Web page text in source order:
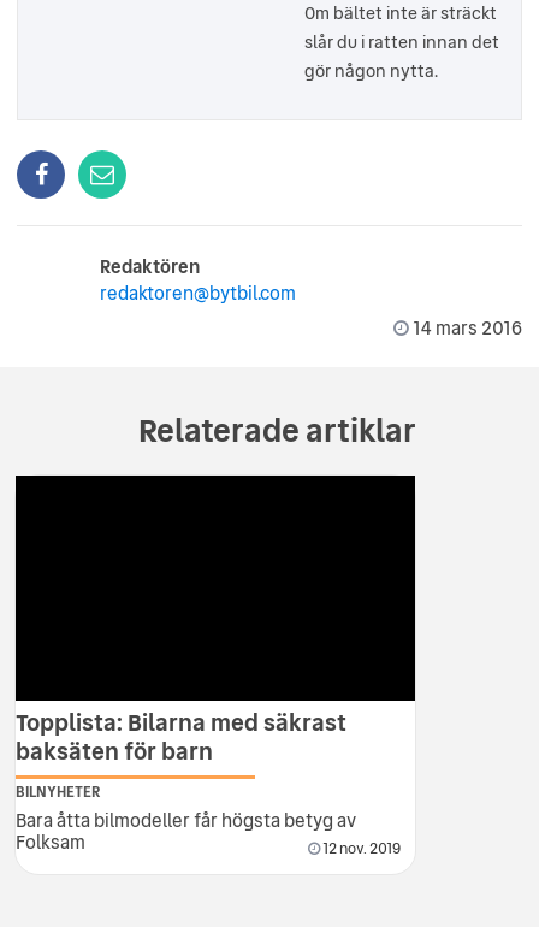
Om bältet inte är sträckt
slår du i ratten innan det
gör någon nytta.
Redaktören
redaktoren@bytbil.com
14 mars 2016
Relaterade artiklar
Topplista: Bilarna med säkrast
baksäten för barn
BILNYHETER
Bara åtta bilmodeller får högsta betyg av
Folksam 12 nov. 2019